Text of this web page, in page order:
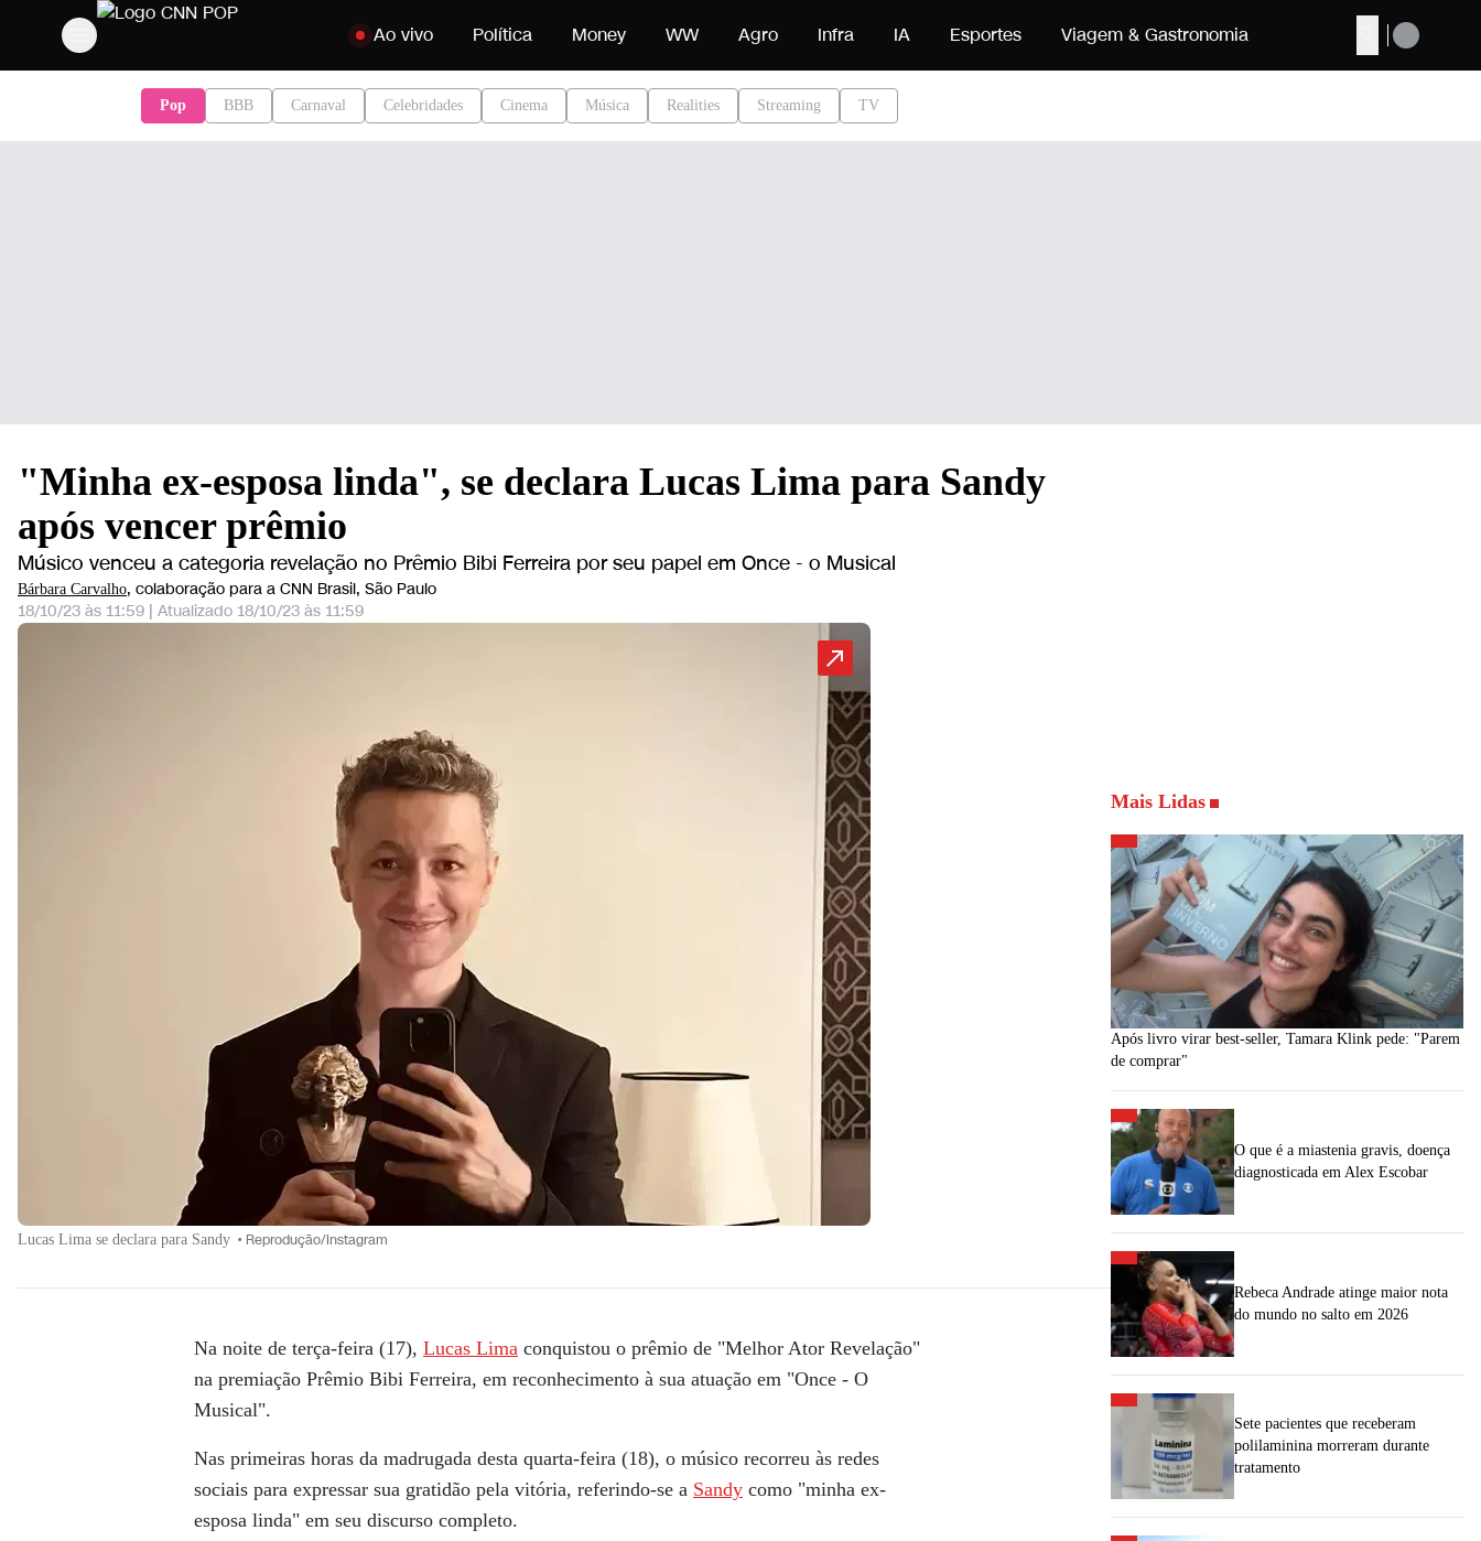
Buscar
Pular para o conteúdo
Ao vivo Política Money WW Agro Infra IA Esportes Viagem & Gastronomia
Pop BBB Carnaval Celebridades Cinema Música Realities Streaming TV
"Minha ex-esposa linda", se declara Lucas Lima para Sandy
após vencer prêmio
Músico venceu a categoria revelação no Prêmio Bibi Ferreira por seu papel em Once - o Musical
Bárbara Carvalho, colaboração para a CNN Brasil, São Paulo
18/10/23 às 11:59 | Atualizado 18/10/23 às 11:59
Lucas Lima se declara para Sandy • Reprodução/Instagram
Na noite de terça-feira (17), Lucas Lima conquistou o prêmio de "Melhor Ator Revelação"
na premiação Prêmio Bibi Ferreira, em reconhecimento à sua atuação em "Once - O
Musical".
Nas primeiras horas da madrugada desta quarta-feira (18), o músico recorreu às redes
sociais para expressar sua gratidão pela vitória, referindo-se a Sandy como "minha ex-
esposa linda" em seu discurso completo.
Mais Lidas
Após livro virar best-seller, Tamara Klink pede: "Parem
de comprar"
O que é a miastenia gravis, doença
diagnosticada em Alex Escobar
Rebeca Andrade atinge maior nota
do mundo no salto em 2026
Sete pacientes que receberam
polilaminina morreram durante
tratamento